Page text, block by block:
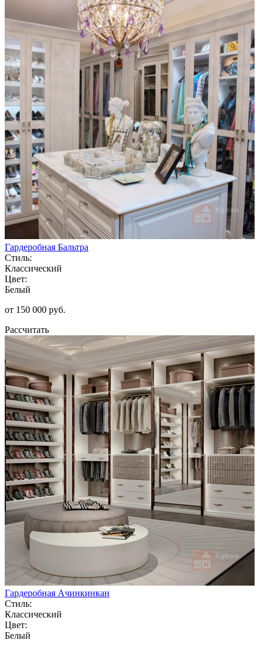
Гардеробная Бальтра
Стиль:
Классический
Цвет:
Белый
от 150 000 руб.
Рассчитать
Гардеробная Ачинкинкан
Стиль:
Классический
Цвет:
Белый